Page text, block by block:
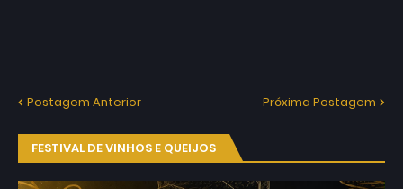
Postagem Anterior Próxima Postagem
FESTIVAL DE VINHOS E QUEIJOS